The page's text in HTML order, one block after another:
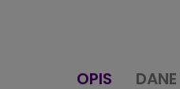
OPIS